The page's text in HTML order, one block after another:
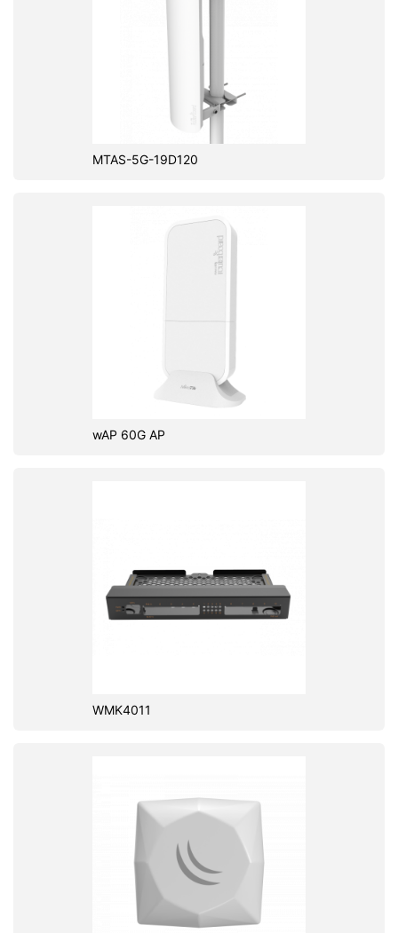
MTAS-5G-19D120
wAP 60G AP
WMK4011